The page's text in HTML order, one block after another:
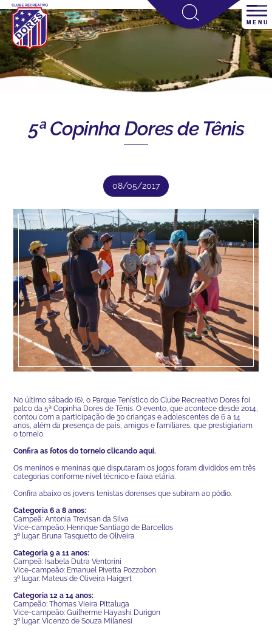
5ª Copinha Dores de Tênis
08/05/2017
No último sábado (6), o Parque Tenístico do Clube Recreativo Dores foi
palco da 5ª Copinha Dores de Tênis. O evento, que acontece desde 2014,
contou com a participação de 30 crianças e adolescentes de 6 a 14
anos, além da presença de pais, amigos e familiares, que prestigiariam
o torneio.
Confira as fotos do torneio clicando aqui.
Os meninos e meninas que disputaram os jogos foram divididos em três
categorias conforme nível técnico e faixa etária.
Confira abaixo os jovens tenistas dorenses que subiram ao pódio.
Categoria 6 a 8 anos:
Campeã: Antonia Trevisan da Silva
Vice-campeão: Henrique Santiago de Barcellos
3º lugar: Bruna Tasquetto de Oliveira
Categoria 9 a 11 anos:
Campeã: Isabela Dutra Ventorini
Vice-campeão: Emanuel Pivetta Pozzobon
3º lugar: Mateus de Oliveira Haigert
Categoria 12 a 14 anos:
Campeão: Thomas Vieira Pittaluga
Vice-campeão: Guilherme Hayashi Durigon
3º lugar: Vicenzo de Souza Milanesi